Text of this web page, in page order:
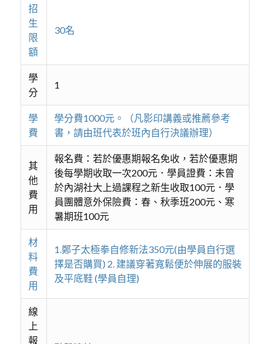
招
生
限
額
30名
學
分
1
學
費
學分費1000元。（凡影印講義或推薦參考
書，請由班代表於班內自行決議辦理）
其
他
費
用
報名費：若於優惠期報名免收，若於優惠期
後每學期收取一次200元．學員證費：未曾
於內湖社大上過課程之新生收取100元．學
員團體意外保險費：春、秋季班200元、寒
暑期班100元
材
料
費
用
1.鄭子太極拳自修新法350元(由學員自行選
擇是否購買) 2. 建議穿著寬鬆便於伸展的服裝
及平底鞋 (學員自理)
線
上
報